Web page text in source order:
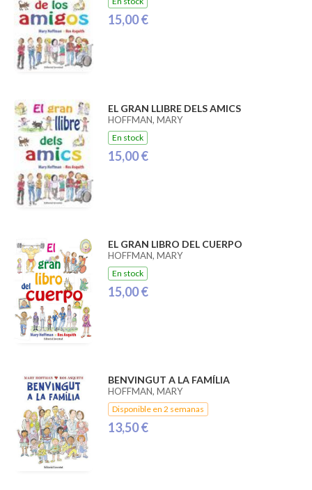
15,00 €
EL GRAN LLIBRE DELS AMICS
HOFFMAN, MARY
En stock
15,00 €
EL GRAN LIBRO DEL CUERPO
HOFFMAN, MARY
En stock
15,00 €
BENVINGUT A LA FAMÍLIA
HOFFMAN, MARY
Disponible en 2 semanas
13,50 €